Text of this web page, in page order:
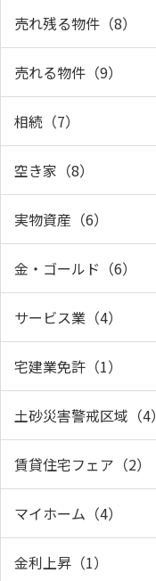
売れ残る物件（8）
売れる物件（9）
相続（7）
空き家（8）
実物資産（6）
金・ゴールド（6）
サービス業（4）
宅建業免許（1）
土砂災害警戒区域（4）
賃貸住宅フェア（2）
マイホーム（4）
金利上昇（1）